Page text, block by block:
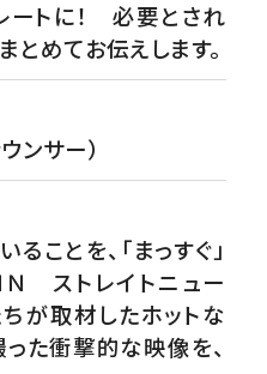
ートに！ 必要とされ
とめてお伝えします。
ンサー）
ことを、「まっすぐ」
Ｎ ストレイトニュー
が取材したホットな
た衝撃的な映像を、